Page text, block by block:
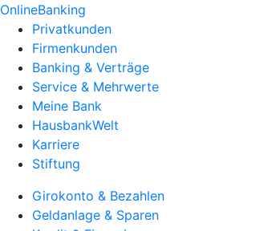
OnlineBanking
Privatkunden
Firmenkunden
Banking & Verträge
Service & Mehrwerte
Meine Bank
HausbankWelt
Karriere
Stiftung
Girokonto & Bezahlen
Geldanlage & Sparen